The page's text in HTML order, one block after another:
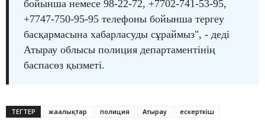
бойынша немесе 98-22-72, +7702-741-53-95,
+7747-750-95-95 телефоны бойынша тергеу
басқармасына хабарласуды сұраймыз", - деді
Атырау облысы полиция департаментінің
баспасөз қызметі.
ТЕГТЕР жаңалықтар полиция Атырау ескерткіш